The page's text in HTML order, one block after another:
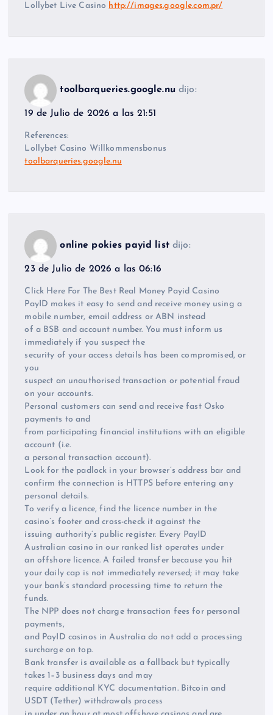
Lollybet Live Casino http://images.google.com.pr/
toolbarqueries.google.nu dijo:
19 de Julio de 2026 a las 21:51
References:
Lollybet Casino Willkommensbonus
toolbarqueries.google.nu
online pokies payid list dijo:
23 de Julio de 2026 a las 06:16
Click Here For The Best Real Money Payid Casino
PayID makes it easy to send and receive money using a
mobile number, email address or ABN instead
of a BSB and account number. You must inform us
immediately if you suspect the
security of your access details has been compromised, or
you
suspect an unauthorised transaction or potential fraud
on your accounts.
Personal customers can send and receive fast Osko
payments to and
from participating financial institutions with an eligible
account (i.e.
a personal transaction account).
Look for the padlock in your browser’s address bar and
confirm the connection is HTTPS before entering any
personal details.
To verify a licence, find the licence number in the
casino’s footer and cross-check it against the
issuing authority’s public register. Every PayID
Australian casino in our ranked list operates under
an offshore licence. A failed transfer because you hit
your daily cap is not immediately reversed; it may take
your bank’s standard processing time to return the
funds.
The NPP does not charge transaction fees for personal
payments,
and PayID casinos in Australia do not add a processing
surcharge on top.
Bank transfer is available as a fallback but typically
takes 1–3 business days and may
require additional KYC documentation. Bitcoin and
USDT (Tether) withdrawals process